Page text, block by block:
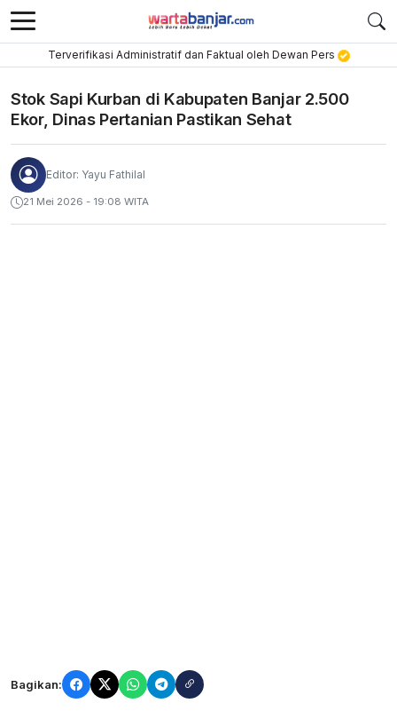
Terverifikasi Administratif dan Faktual oleh Dewan Pers
Stok Sapi Kurban di Kabupaten Banjar 2.500
Ekor, Dinas Pertanian Pastikan Sehat
Editor: Yayu Fathilal
21 Mei 2026 - 19:08 WITA
Bagikan: